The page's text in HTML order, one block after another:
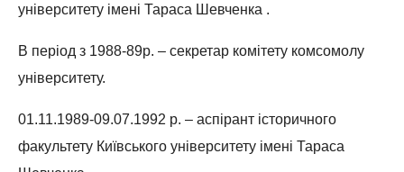
університету імені Тараса Шевченка .
В період з 1988-89р. – секретар комітету комсомолу
університету.
01.11.1989-09.07.1992 р. – аспірант історичного
факультету Київського університету імені Тараса